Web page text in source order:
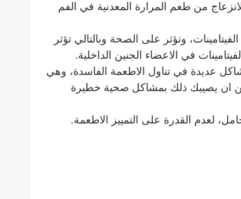
من طعم المرارة المعدنية في الفم
وتؤثر على الصحة وبالتالي تؤثر
في الاعضاء الجنين الداخلية.
عديدة في تناول الاطعمة الفاسدة، وهي
ان يصيبك ذلك بمشاكل صحية خطيرة